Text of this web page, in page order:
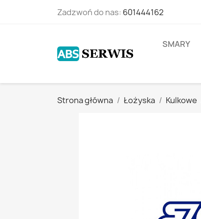
Zadzwoń do nas: 601444162
SMARY
Strona główna Łożyska Kulkowe